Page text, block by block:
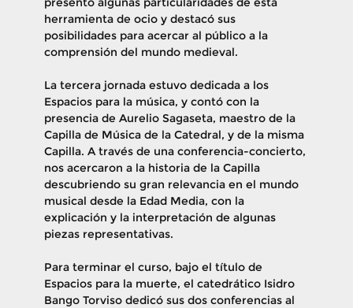
herramienta de ocio y destacó sus
posibilidades para acercar al público a la
comprensión del mundo medieval.
La tercera jornada estuvo dedicada a los
Espacios para la música, y contó con la
presencia de Aurelio Sagaseta, maestro de la
Capilla de Música de la Catedral, y de la misma
Capilla. A través de una conferencia-concierto,
nos acercaron a la historia de la Capilla
descubriendo su gran relevancia en el mundo
musical desde la Edad Media, con la
explicación y la interpretación de algunas
piezas representativas.
Para terminar el curso, bajo el título de
Espacios para la muerte, el catedrático Isidro
Bango Torviso dedicó sus dos conferencias al